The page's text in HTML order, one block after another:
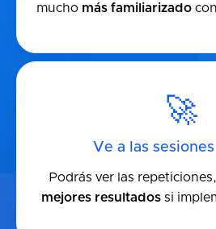
mucho más familiarizado
🚀
Ve a las
Podrás ver las
mejores resultados si